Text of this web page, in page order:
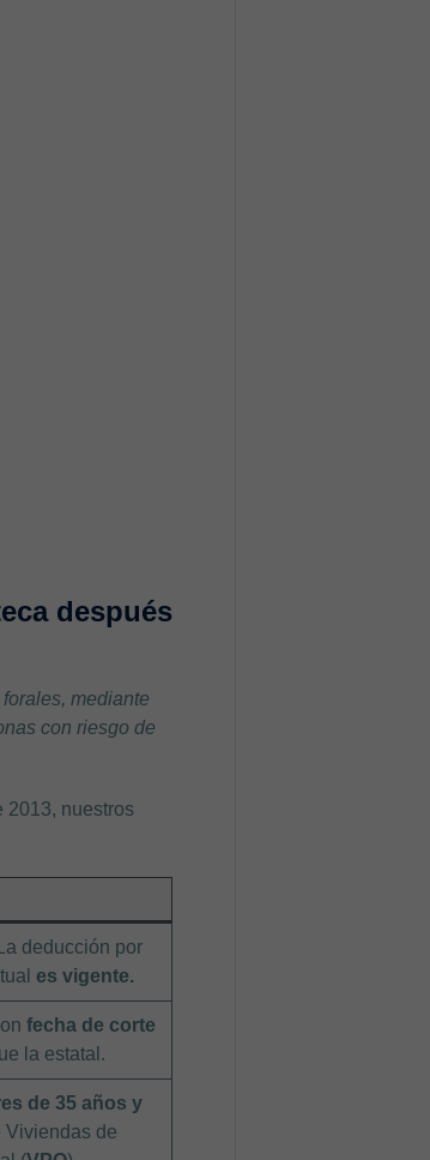
después
mediante
con riesgo de
2013, nuestros
deducción por
es vigente.
fecha de corte
la estatal.
de 35 años y
Viviendas de